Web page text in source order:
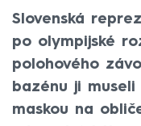
Slovenská
po olympijské
polohového
bazénu ji
maskou na